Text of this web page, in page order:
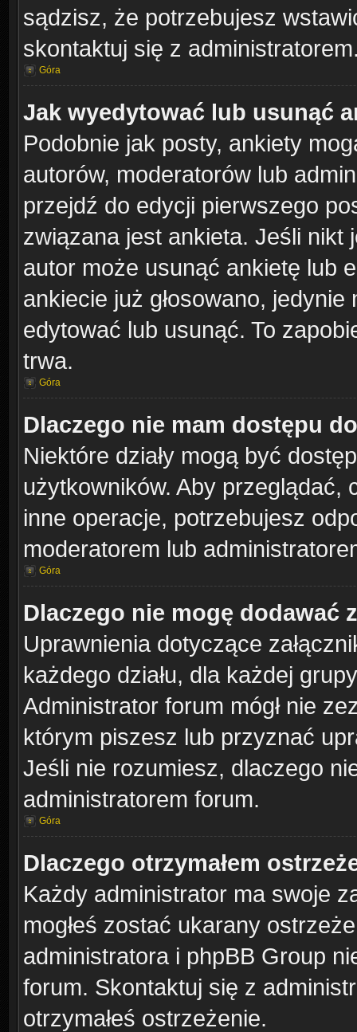
sądzisz, że potrzebujesz
skontaktuj się z
Góra
Jak wyedytować lub usunąć
Podobnie jak posty, ankiety
autorów, moderatorów lub
przejdź do edycji pierwszego
związana jest ankieta. Jeśli nikt
autor może usunąć ankietę lub
ankiecie już głosowano,
edytować lub usunąć. To
trwa.
Góra
Dlaczego nie mam dostępu
Niektóre działy mogą być
użytkowników. Aby
inne operacje, potrzebujesz
moderatorem lub
Góra
Dlaczego nie mogę dodawać
Uprawnienia dotyczące
każdego działu, dla każdej
Administrator forum mógł nie
którym piszesz lub przyznać
Jeśli nie rozumiesz, dlaczego
administratorem forum.
Góra
Dlaczego otrzymałem
Każdy administrator ma swoje
mogłeś zostać ukarany
administratora i phpBB Group
forum. Skontaktuj się z
otrzymałeś ostrzeżenie.